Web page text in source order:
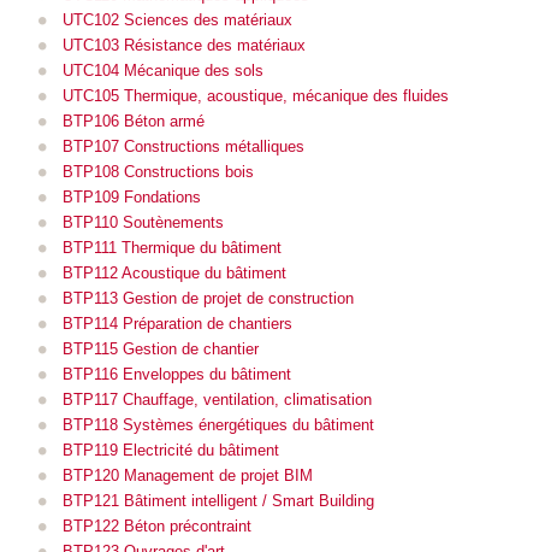
UTC102 Sciences des matériaux
UTC103 Résistance des matériaux
UTC104 Mécanique des sols
UTC105 Thermique, acoustique, mécanique des fluides
BTP106 Béton armé
BTP107 Constructions métalliques
BTP108 Constructions bois
BTP109 Fondations
BTP110 Soutènements
BTP111 Thermique du bâtiment
BTP112 Acoustique du bâtiment
BTP113 Gestion de projet de construction
BTP114 Préparation de chantiers
BTP115 Gestion de chantier
BTP116 Enveloppes du bâtiment
BTP117 Chauffage, ventilation, climatisation
BTP118 Systèmes énergétiques du bâtiment
BTP119 Electricité du bâtiment
BTP120 Management de projet BIM
BTP121 Bâtiment intelligent / Smart Building
BTP122 Béton précontraint